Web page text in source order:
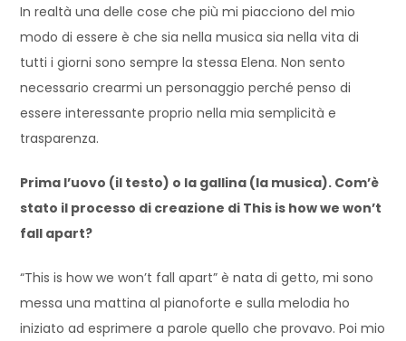
In realtà una delle cose che più mi piacciono del mio
modo di essere è che sia nella musica sia nella vita di
tutti i giorni sono sempre la stessa Elena. Non sento
necessario crearmi un personaggio perché penso di
essere interessante proprio nella mia semplicità e
trasparenza.
Prima l’uovo (il testo) o la gallina (la musica). Com’è
stato il processo di creazione di This is how we won’t
fall apart?
“This is how we won’t fall apart” è nata di getto, mi sono
messa una mattina al pianoforte e sulla melodia ho
iniziato ad esprimere a parole quello che provavo. Poi mio